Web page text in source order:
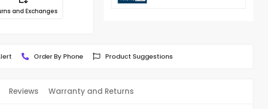
and Exchanges
Order By Phone Product Suggestions
Reviews Warranty and Returns